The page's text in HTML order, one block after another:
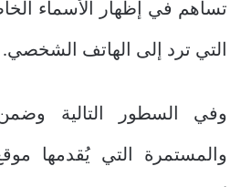
تساهم في إظهار الأسماء
التي ترد إلى الهاتف الشخصي.
وفي السطور التالية
والمستمرة التي يُقدمها